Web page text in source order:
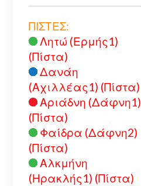
ΠΙΣΤΕΣ:
Λητώ (Ερμής1)
(Πίστα)
Δανάη
(Αχιλλέας1) (Πίστα)
Αριάδνη (Δάφνη1)
(Πίστα)
Φαίδρα (Δάφνη2)
(Πίστα)
Αλκμήνη
(Ηρακλής1) (Πίστα)